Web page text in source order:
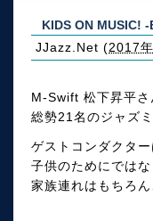
KIDS ON MUSIC!
JJazz.Net (2017
M-Swift 松下昇平さ
総勢21名のジャズ
ゲストコンダクタ
子供のためにでは
家族連れはもちろ